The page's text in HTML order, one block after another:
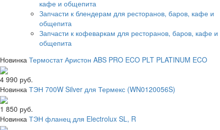
кафе и общепита
Запчасти к блендерам для ресторанов, баров, кафе и
общепита
Запчасти к кофеваркам для ресторанов, баров, кафе и
общепита
Новинка Термостат Аристон ABS PRO ECO PLT PLATINUM ECO
4 990 руб.
Новинка ТЭН 700W Silver для Термекс (WN0120056S)
1 850 руб.
Новинка ТЭН фланец для Electrolux SL, R